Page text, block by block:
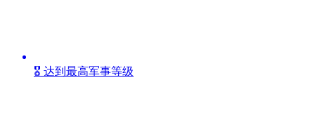
🎖️ 达到最高军事等级